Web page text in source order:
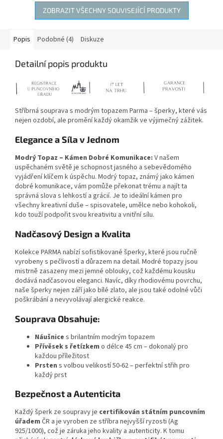
ZOBRAZIT VŠECHNY SOUVISEJÍCÍ PRODUKTY
Popis Podobné (4) Diskuze
Detailní popis produktu
Stříbrná souprava s modrým topazem Parma – šperky, které vás
nejen ozdobí, ale promění každý okamžik ve výjimečný zážitek.
Elegance a Síla v Jednom
Modrý Topaz – Kámen Dobré Komunikace: V našem
uspěchaném světě je schopnost jasného a sebevědomého
vyjádření klíčem k úspěchu. Modrý topaz, známý jako kámen
dobré komunikace, vám pomůže překonat trému a najít ta
správná slova s lehkostí a grácií. Je to ideální kámen pro
všechny kreativní duše – spisovatele, umělce nebo kohokoli,
kdo touží podpořit svou kreativitu a vnitřní sílu.
Nadčasový Design a Kvalita
Kolekce PARMA nabízí sofistikované šperky, které jsou ručně
vyrobeny s pečlivostí a důrazem na detail. Modré topazy jsou
mistrně zasazeny mezi jemné oblouky, což každému kousku
dodává nadčasovou eleganci. Navíc, díky rhodiovému povrchu,
naše šperky nejen září jako bílé zlato, ale jsou také odolné vůči
poškrábání a nevyvolávají alergické reakce.
Souprava Obsahuje:
Náušnice s brilantním modrým topazem
Přívěsek s řetízkem o délce 45 cm – dokonalý pro
každou příležitost
Prsten s volbou velikostí 50-62 – perfektní střih pro
každý prst
Bezpečnost a Autenticita
Každý šperk ze soupravy je certifikován státním puncovním
úřadem ČR a je vyroben ze stříbra nejvyšší ryzosti (Ag
925/1000), což je záruka jeho kvality a autenticity. K tomu